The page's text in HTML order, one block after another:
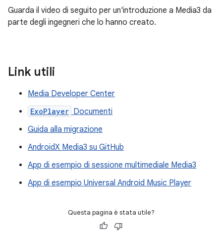
Guarda il video di seguito per un'introduzione a Media3 da
parte degli ingegneri che lo hanno creato.
Link utili
Media Developer Center
ExoPlayer Documenti
Guida alla migrazione
AndroidX Media3 su GitHub
App di esempio di sessione multimediale Media3
App di esempio Universal Android Music Player
Questa pagina è stata utile?